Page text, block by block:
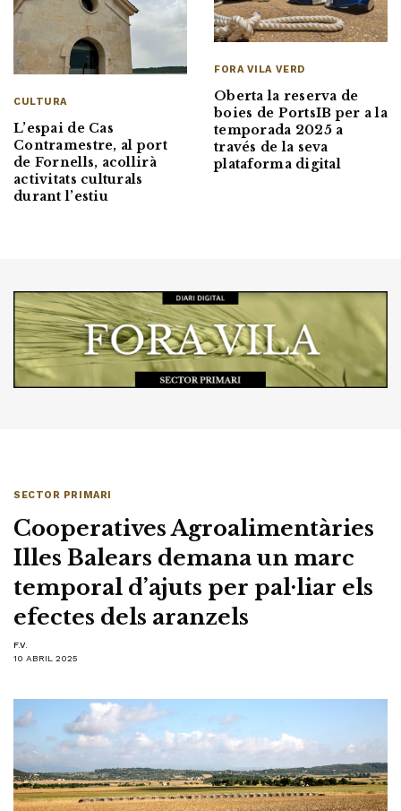
CULTURA
L’espai de Cas
Contramestre, al port
de Fornells, acollirà
activitats culturals
durant l’estiu
FORA VILA VERD
Oberta la reserva de
boies de PortsIB per a la
temporada 2025 a
través de la seva
plataforma digital
SECTOR PRIMARI
Cooperatives Agroalimentàries
Illes Balears demana un marc
temporal d’ajuts per pal·liar els
efectes dels aranzels
F.V.
10 ABRIL 2025